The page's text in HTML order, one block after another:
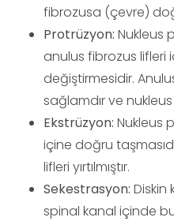
fibrozusa (çevre)
Protrüzyon: Nukleus
anulus fibrozus lifleri
değiştirmesidir.
sağlamdır ve
Ekstrüzyon: Nukleus
içine doğru
lifleri yırtılmıştır.
Sekestrasyon:
spinal kanal içinde